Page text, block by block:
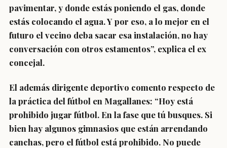
pavimentar, y donde estás poniendo el gas, donde
estás colocando el agua. Y por eso, a lo mejor en el
futuro el vecino deba sacar esa instalación, no hay
conversación con otros estamentos”, explica el ex
concejal.
El además dirigente deportivo comento respecto de
la práctica del fútbol en Magallanes: “Hoy está
prohibido jugar fútbol. En la fase que tú busques. Si
bien hay algunos gimnasios que están arrendando
canchas, pero el fútbol está prohibido. No puede